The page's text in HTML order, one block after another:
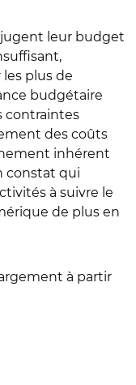
jugent leur budget
plus de
budgétaire
contraintes
des coûts
inhérent
constat qui
à suivre le
de plus en
à partir